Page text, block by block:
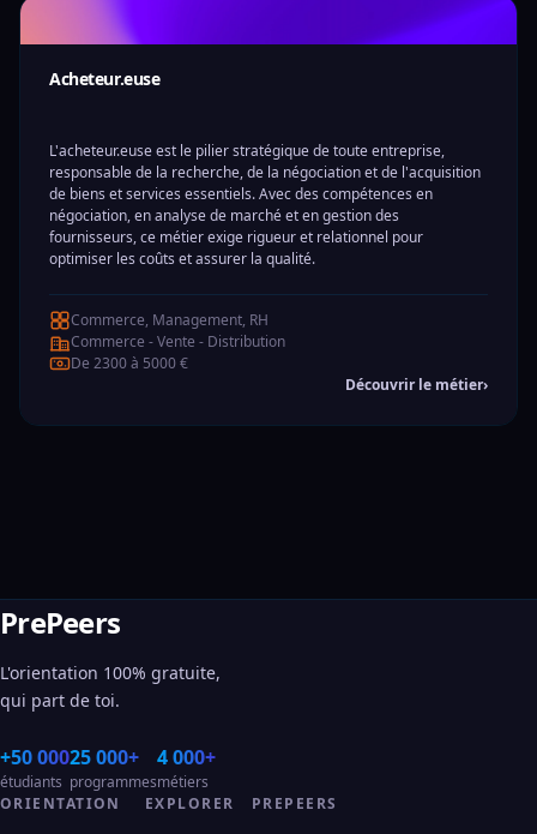
Acheteur.euse
L'acheteur.euse est le pilier stratégique de toute entreprise,
responsable de la recherche, de la négociation et de l'acquisition
de biens et services essentiels. Avec des compétences en
négociation, en analyse de marché et en gestion des
fournisseurs, ce métier exige rigueur et relationnel pour
optimiser les coûts et assurer la qualité.
Commerce, Management, RH
Commerce - Vente - Distribution
De 2300 à 5000 €
Découvrir le métier›
PrePeers
L'orientation 100% gratuite,
qui part de toi.
+50 000
étudiants
25 000+
programmes
4 000+
métiers
ORIENTATION
EXPLORER PREPEERS